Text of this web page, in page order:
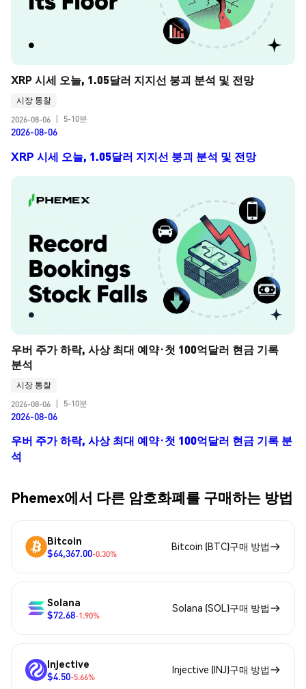
XRP 시세 오늘, 1.05달러 지지선 붕괴 분석 및 전망
시장 통찰
2026-08-06
5-10분
2026-08-06
XRP 시세 오늘, 1.05달러 지지선 붕괴 분석 및 전망
우버 주가 하락, 사상 최대 예약·첫 100억달러 현금 기록
분석
시장 통찰
2026-08-06
5-10분
2026-08-06
우버 주가 하락, 사상 최대 예약·첫 100억달러 현금 기록 분
석
Phemex에서 다른 암호화폐를 구매하는 방법
Bitcoin
$64,367.00-0.30%
Bitcoin (BTC)구매 방법
Solana
$72.68-1.90%
Solana (SOL)구매 방법
Injective
$4.50-5.66%
Injective (INJ)구매 방법